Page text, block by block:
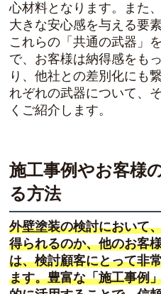
心材料となります。また
大きな安心感を与える要
これらの「共通の武器」
で、お客様は納得感をも
り、他社との差別化にも
れぞれの武器について、
くご紹介します。
施工事例やお客様
る方法
外壁塗装の検討において
得られるのか、他のお客
は、検討顧客にとって非
ます。豊富な「施工事例